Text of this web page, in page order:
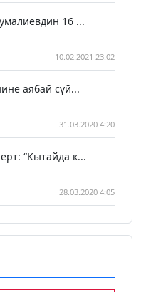
16 ...
10.02.2021 23:02
аябай сүй...
31.03.2020 4:20
“Кытайда к...
28.03.2020 4:05